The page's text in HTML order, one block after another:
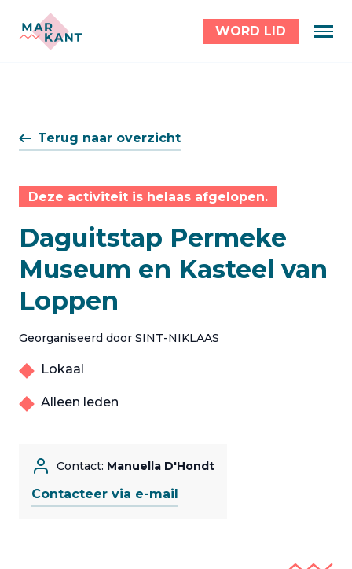
WORD LID
Terug naar overzicht
Deze activiteit is helaas afgelopen.
Daguitstap Permeke
Museum en Kasteel van
Loppen
Georganiseerd door SINT-NIKLAAS
Lokaal
Alleen leden
Contact: Manuella D'Hondt
Contacteer via e-mail